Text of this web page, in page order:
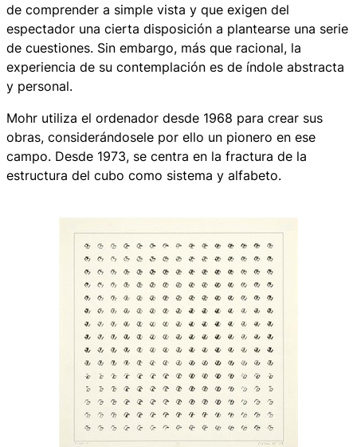
de comprender a simple vista y que exigen del
espectador una cierta disposición a plantearse una serie
de cuestiones. Sin embargo, más que racional, la
experiencia de su contemplación es de índole abstracta
y personal.
Mohr utiliza el ordenador desde 1968 para crear sus
obras, considerándosele por ello un pionero en ese
campo. Desde 1973, se centra en la fractura de la
estructura del cubo como sistema y alfabeto.